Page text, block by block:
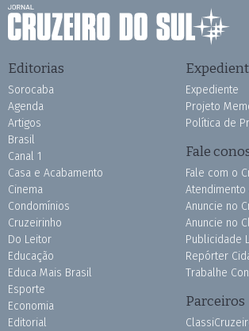
Editorias
Sorocaba
Agenda
Artigos
Brasil
Canal 1
Casa e Acabamento
Cinema
Condomínios
Cruzeirinho
Do Leitor
Educação
Educa Mais Brasil
Esporte
Economia
Editorial
Expediente
Projeto
Política de
Fale
Fale com o
Atendimento
Anuncie no
Anuncie no
Publicidade
Repórter
Trabalhe
Parceiros